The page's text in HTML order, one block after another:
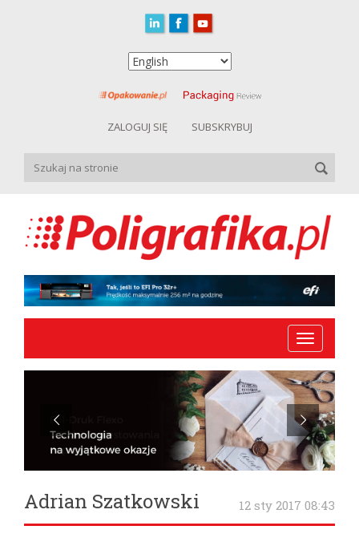
ZALOGUJ SIĘ SUBSKRYBUJ
Toggle
navigation
Adrian Szatkowski 12 sty 2017 08:43